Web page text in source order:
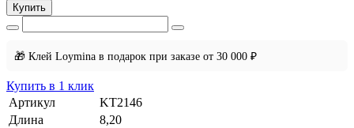
Купить
🎁 Клей Loymina в подарок при заказе от 30 000 ₽
Купить в 1 клик
Артикул
KT2146
Длина
8,20